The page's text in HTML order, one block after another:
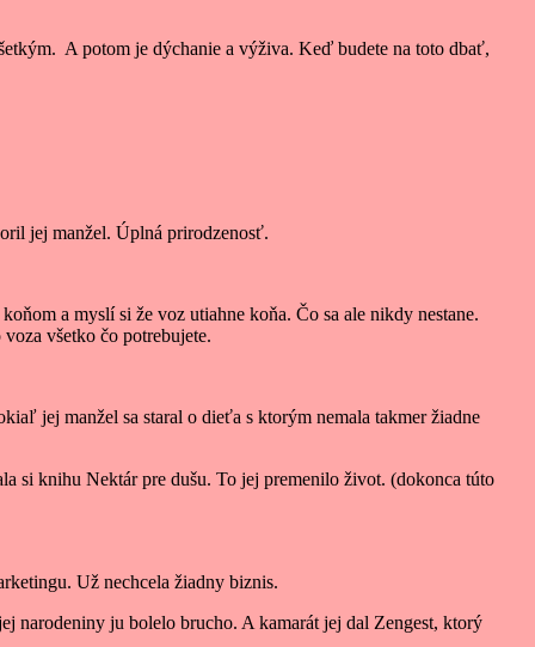
A potom je dýchanie a výživa. Keď budete na toto dbať,
jej manžel. Úplná prirodzenosť.
a myslí si že voz utiahne koňa. Čo sa ale nikdy nestane.
všetko čo potrebujete.
jej manžel sa staral o dieťa s ktorým nemala takmer žiadne
si knihu Nektár pre dušu. To jej premenilo život. (dokonca túto
Už nechcela žiadny biznis.
narodeniny ju bolelo brucho. A kamarát jej dal Zengest, ktorý